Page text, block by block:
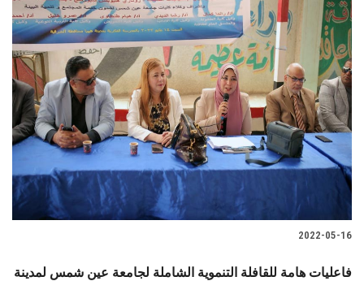
2022-05-16
فاعليات هامة للقافلة التنموية الشاملة لجامعة عين شمس لمدينة